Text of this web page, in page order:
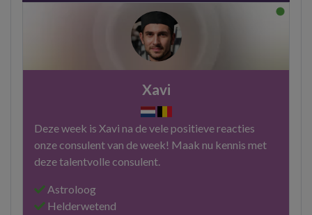
Xavi
Deze week is Xavi na de vele positieve reacties
onze consulent van de week! Maak nu kennis met
deze talentvolle consulent.
Astroloog
Helderwetend